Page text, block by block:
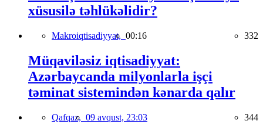
xüsusilə təhlükəlidir?
Makroiqtisadiyyat, 00:16 332
Müqaviləsiz iqtisadiyyat:
Azərbaycanda milyonlarla işçi
təminat sistemindən kənarda qalır
Qafqaz, 09 avqust, 23:03 344